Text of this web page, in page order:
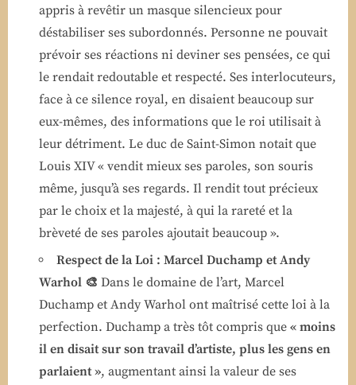
appris à revêtir un masque silencieux pour
déstabiliser ses subordonnés. Personne ne pouvait
prévoir ses réactions ni deviner ses pensées, ce qui
le rendait redoutable et respecté. Ses interlocuteurs,
face à ce silence royal, en disaient beaucoup sur
eux-mêmes, des informations que le roi utilisait à
leur détriment. Le duc de Saint-Simon notait que
Louis XIV « vendit mieux ses paroles, son souris
même, jusqu’à ses regards. Il rendit tout précieux
par le choix et la majesté, à qui la rareté et la
brèveté de ses paroles ajoutait beaucoup ».
Respect de la Loi : Marcel Duchamp et Andy
Warhol 🎨 Dans le domaine de l’art, Marcel
Duchamp et Andy Warhol ont maîtrisé cette loi à la
perfection. Duchamp a très tôt compris que « moins
il en disait sur son travail d’artiste, plus les gens en
parlaient », augmentant ainsi la valeur de ses